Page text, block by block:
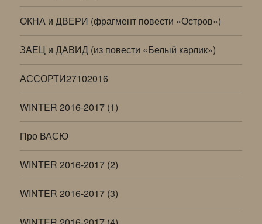
ОКНА и ДВЕРИ (фрагмент повести «Остров»)
ЗАЕЦ и ДАВИД (из повести «Белый карлик»)
АССОРТИ27102016
WINTER 2016-2017 (1)
Про ВАСЮ
WINTER 2016-2017 (2)
WINTER 2016-2017 (3)